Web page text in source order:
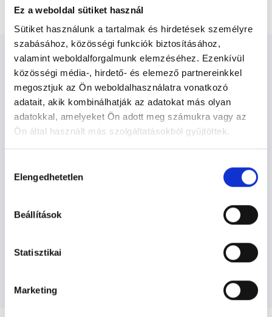
Ez a weboldal sütiket használ
Sütiket használunk a tartalmak és hirdetések személyre
szabásához, közösségi funkciók biztosításához,
valamint weboldalforgalmunk elemzéséhez. Ezenkívül
közösségi média-, hirdető- és elemező partnereinkkel
megosztjuk az Ön weboldalhasználatra vonatkozó
adatait, akik kombinálhatják az adatokat más olyan
adatokkal, amelyeket Ön adott meg számukra vagy az
Ön által használt más szolgáltatásokból gyűjtöttek.
szabályzat:https://foglaljorvost.hu/info/foglaljorvost-
kiválasztása
Elengedhetetlen
Beállítások
Statisztikai
Marketing
Fül-orr-gégész Budapest, XX.
kerület - Fül-Orr-Gégészet
KAPCSOLÓDÓ SZAKTERÜLETEK
Szolgáltatások
Budapesti és vidéki fül-orr-gégész orvosok